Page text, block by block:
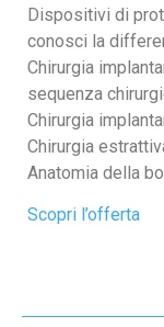
Dispositivi di
conosci la
Chirurgia
sequenza
Chirurgia
Chirurgia
Anatomia della
Scopri l’offerta